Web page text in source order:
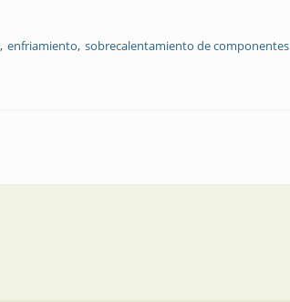
enfriamiento sobrecalentamiento de componentes